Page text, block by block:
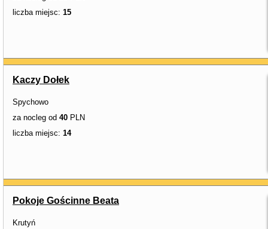
liczba miejsc: 15
Kaczy Dołek
Spychowo
za nocleg od 40 PLN
liczba miejsc: 14
Pokoje Gościnne Beata
Krutyń